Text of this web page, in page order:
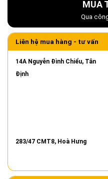
MUA
Qua
Liên hệ mua hàng - tư vấn
14A Nguyễn Đình Chiểu, Tân
Định
283/47 CMT8, Hoà Hưng